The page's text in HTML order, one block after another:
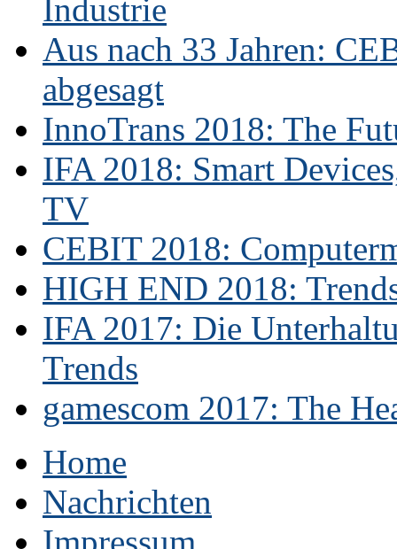
Industrie
Aus nach 33 Jahren:
abgesagt
InnoTrans 2018: The
IFA 2018: Smart
TV
CEBIT 2018:
HIGH END 2018:
IFA 2017: Die
Trends
gamescom 2017: The
Home
Nachrichten